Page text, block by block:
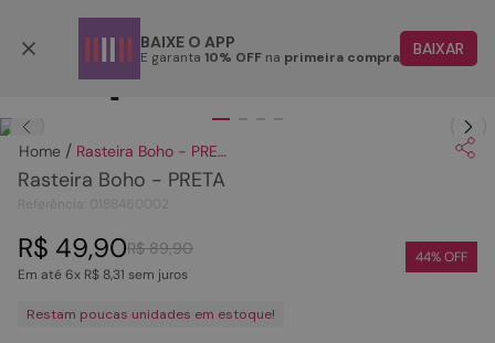
BAIXE O APP
E garanta 10% OFF na primeira compra BAIXAR
Rasteira Boho - PRETA
Rasteira Boho - PRETA
R$ 89,90
R$ 49,90
Em até6x R$ 8,31 sem juros
44% OFF
Restam poucas unidades em estoque!
1
2º
rasteira
4º
bota
5º
sandalia
6º
tamanco